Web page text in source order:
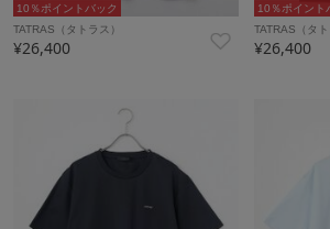
10％ポイントバック
TATRAS（タトラス）
¥26,400
10％ポイント
TATRAS（タト
¥26,400